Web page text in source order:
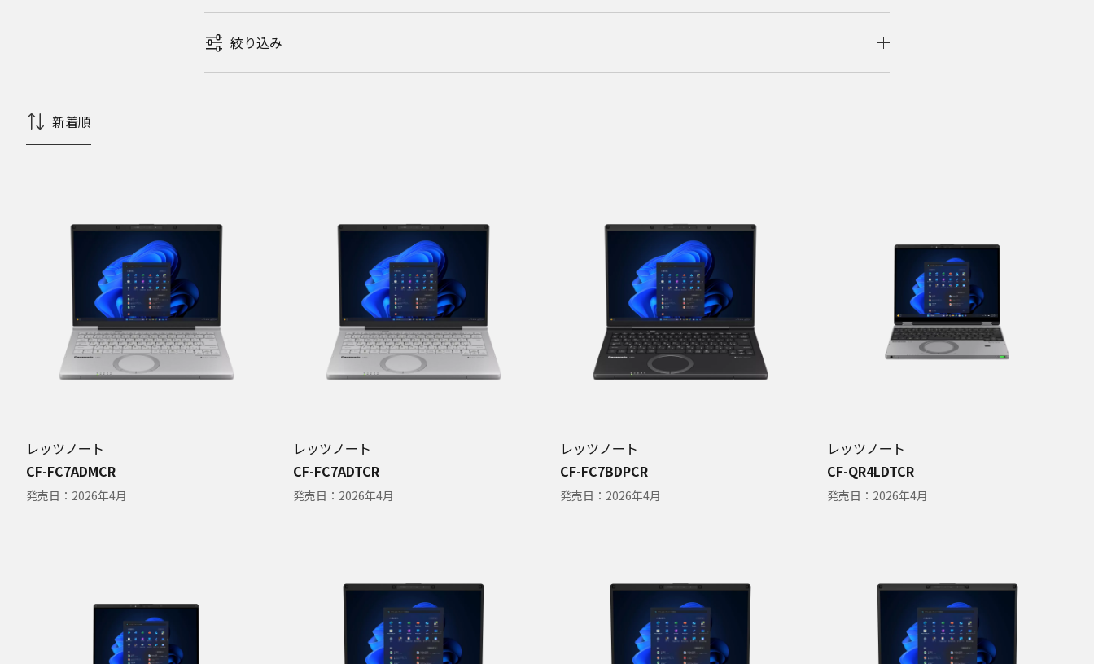
絞り込み
新着順
レッツノート
CF-FC7ADMCR
発売日： 2026年4月
レッツノート
CF-FC7ADTCR
発売日： 2026年4月
レッツノート
CF-FC7BDPCR
発売日： 2026年4月
レッツノート
CF-QR4LDTCR
発売日： 2026年4月